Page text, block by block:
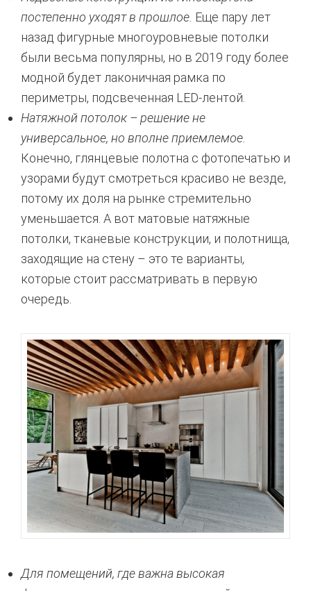
постепенно уходят в прошлое. Еще пару лет
назад фигурные многоуровневые потолки
были весьма популярны, но в 2019 году более
модной будет лаконичная рамка по
периметры, подсвеченная LED-лентой.
Натяжной потолок – решение не
универсальное, но вполне приемлемое.
Конечно, глянцевые полотна с фотопечатью и
узорами будут смотреться красиво не везде,
потому их доля на рынке стремительно
уменьшается. А вот матовые натяжные
потолки, тканевые конструкции, и полотнища,
заходящие на стену – это те варианты,
которые стоит рассматривать в первую
очередь.
Для помещений, где важна высокая